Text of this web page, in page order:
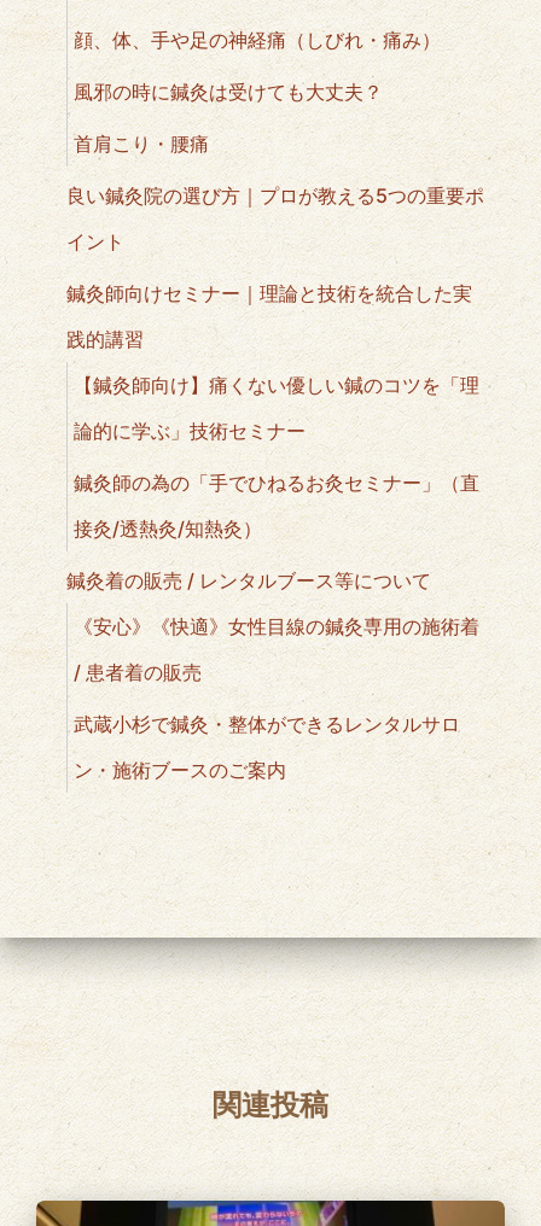
顔、体、手や足の神経痛（しびれ・痛み）
風邪の時に鍼灸は受けても大丈夫？
首肩こり・腰痛
良い鍼灸院の選び方｜プロが教える5つの重要ポ
イント
鍼灸師向けセミナー｜理論と技術を統合した実
践的講習
【鍼灸師向け】痛くない優しい鍼のコツを「理
論的に学ぶ」技術セミナー
鍼灸師の為の「手でひねるお灸セミナー」（直
接灸/透熱灸/知熱灸）
鍼灸着の販売 / レンタルブース等について
《安心》《快適》女性目線の鍼灸専用の施術着
/ 患者着の販売
武蔵小杉で鍼灸・整体ができるレンタルサロ
ン・施術ブースのご案内
関連投稿